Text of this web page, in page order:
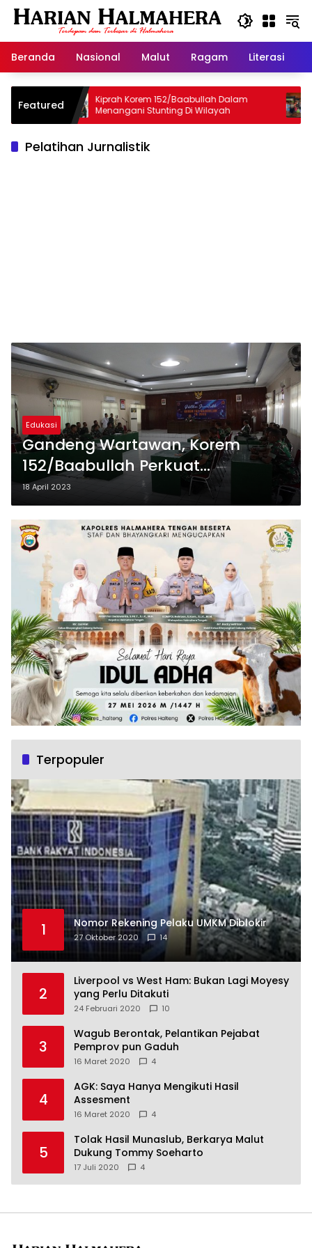
Langsung
Beranda
Nasional Malut Ragam Literasi
Featured
Kiprah Korem 152/Baabullah Dalam
Menangani Stunting Di Wilayah
Pelatihan Jurnalistik
Edukasi
Gandeng Wartawan, Korem
152/Baabullah Perkuat
Kemampuan Jurnalistik Prajurit
18 April 2023
Terpopuler
1 Nomor Rekening Pelaku UMKM Diblokir
27 Oktober 2020 14
2
Liverpool vs West Ham: Bukan Lagi Moyesy
yang Perlu Ditakuti
24 Februari 2020 10
3
Wagub Berontak, Pelantikan Pejabat
Pemprov pun Gaduh
16 Maret 2020 4
4
AGK: Saya Hanya Mengikuti Hasil
Assesment
16 Maret 2020 4
5
Tolak Hasil Munaslub, Berkarya Malut
Dukung Tommy Soeharto
17 Juli 2020 4